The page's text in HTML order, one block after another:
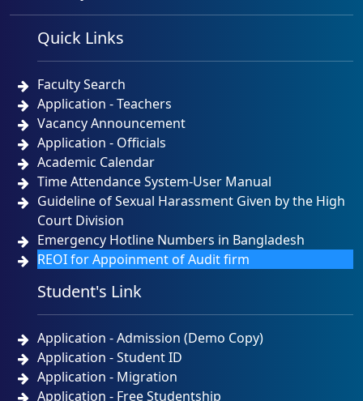
Quick Links
Faculty Search
Application - Teachers
Vacancy Announcement
Application - Officials
Academic Calendar
Time Attendance System-User Manual
Guideline of Sexual Harassment Given by the High
Court Division
Emergency Hotline Numbers in Bangladesh
REOI for Appoinment of Audit firm
Student's Link
Application - Admission (Demo Copy)
Application - Student ID
Application - Migration
Application - Free Studentship